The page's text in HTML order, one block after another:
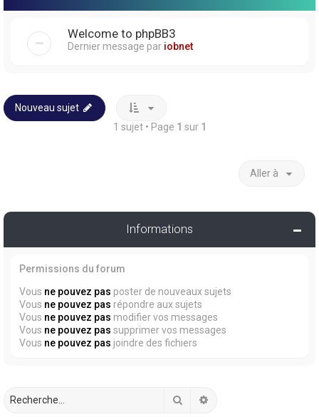
Welcome to phpBB3
Dernier message par iobnet
Nouveau sujet
1 sujet • Page 1 sur 1
Aller à
Informations
Permissions du forum
Vous ne pouvez pas poster de nouveaux sujets
Vous ne pouvez pas répondre aux sujets
Vous ne pouvez pas modifier vos messages
Vous ne pouvez pas supprimer vos messages
Vous ne pouvez pas joindre des fichiers
Rechercher